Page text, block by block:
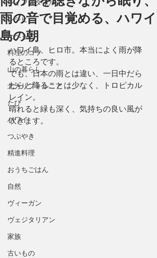
ライフスタイル
レシピ
たべもの
料理のコツ
山の暮らし
北カリフォルニア
たび
ハワイ
つぶやき
精進料理
おうちごはん
自然
ヴィーガン
ヴェジタリアン
家族
古いもの
雨の音で目覚める、ハワイ
島の朝
ハワイ島、ヒロ市。本当によく雨が降
るところです。
でも、日本の雨とは違い、一日中だら
だらと降ることは少なく、トロピカル
レイン。
晴れると緑も深く、気持ちの良い風が
吹きます。